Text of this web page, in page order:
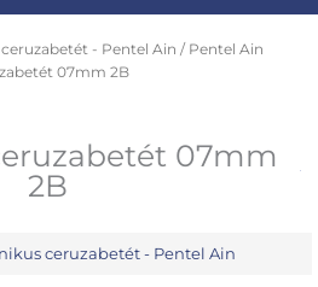
- Pentel Ain / Pentel Ain
07mm 2B
07mm
2B
ceruzabetét - Pentel Ain